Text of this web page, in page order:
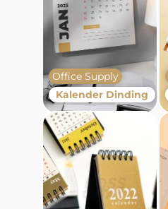
Office Supply
Kalender Dinding